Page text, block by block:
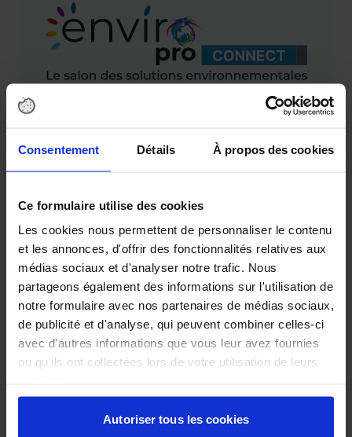
Consentement Détails À propos des cookies
Ce formulaire utilise des cookies
Les cookies nous permettent de personnaliser le contenu
et les annonces, d'offrir des fonctionnalités relatives aux
médias sociaux et d'analyser notre trafic. Nous
partageons également des informations sur l'utilisation de
notre formulaire avec nos partenaires de médias sociaux,
de publicité et d'analyse, qui peuvent combiner celles-ci
avec d'autres informations que vous leur avez fournies
ou qu'ils ont collectées lors de votre utilisation de leurs
Autoriser tous les cookies